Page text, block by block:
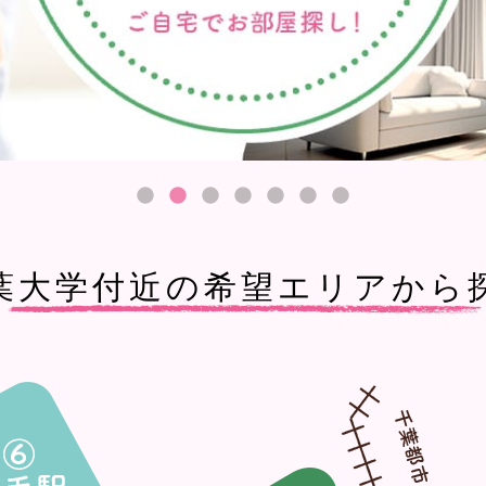
大学付近の希望エリアから